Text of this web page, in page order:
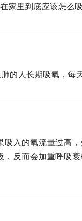
家里到底应该怎么
的人长期吸氧，每
吸入的氧流量过高
反而会加重呼吸衰